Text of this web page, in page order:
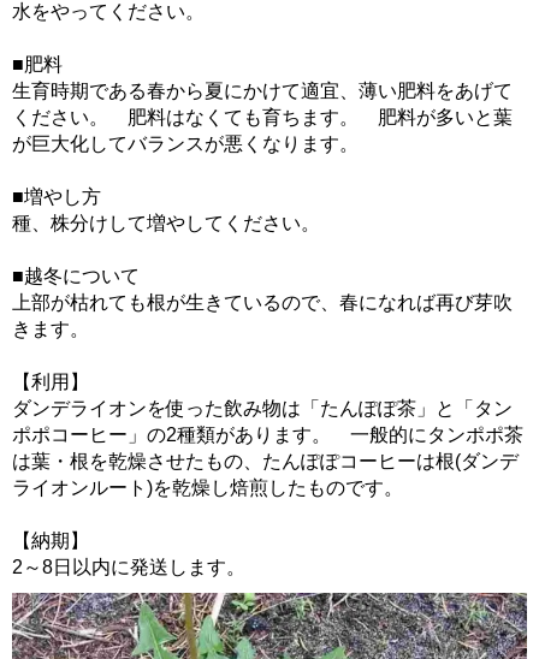
水をやってください。
■肥料
生育時期である春から夏にかけて適宜、薄い肥料をあげて
ください。 肥料はなくても育ちます。 肥料が多いと葉
が巨大化してバランスが悪くなります。
■増やし方
種、株分けして増やしてください。
■越冬について
上部が枯れても根が生きているので、春になれば再び芽吹
きます。
【利用】
ダンデライオンを使った飲み物は「たんぽぽ茶」と「タン
ポポコーヒー」の2種類があります。 一般的にタンポポ茶
は葉・根を乾燥させたもの、たんぽぽコーヒーは根(ダンデ
ライオンルート)を乾燥し焙煎したものです。
【納期】
2～8日以内に発送します。